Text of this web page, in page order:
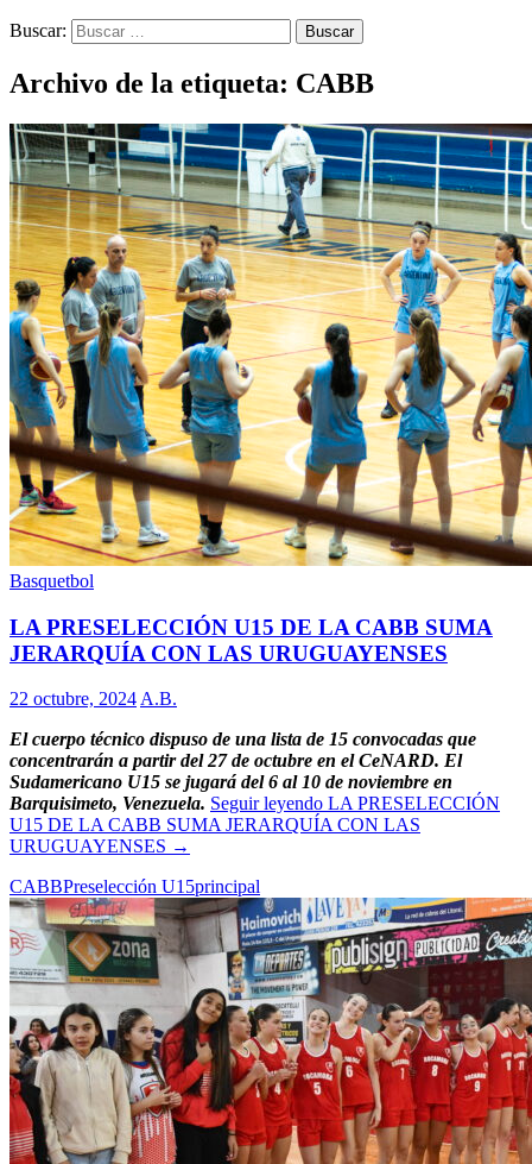
Buscar:
Archivo de la etiqueta: CABB
Basquetbol
LA PRESELECCIÓN U15 DE LA CABB SUMA
JERARQUÍA CON LAS URUGUAYENSES
22 octubre, 2024 A.B.
El cuerpo técnico dispuso de una lista de 15 convocadas que
concentrarán a partir del 27 de octubre en el CeNARD. El
Sudamericano U15 se jugará del 6 al 10 de noviembre en
Barquisimeto, Venezuela. Seguir leyendo LA PRESELECCIÓN
U15 DE LA CABB SUMA JERARQUÍA CON LAS
URUGUAYENSES →
CABBPreselección U15principal